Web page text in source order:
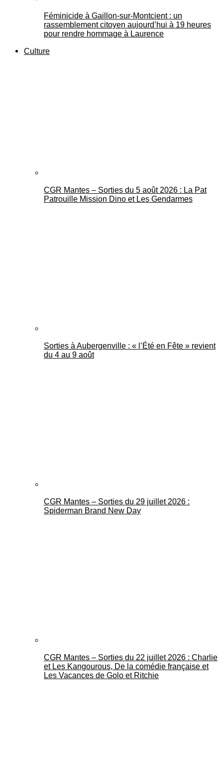
Féminicide à Gaillon‑sur‑Montcient : un
rassemblement citoyen aujourd’hui à 19 heures
pour rendre hommage à Laurence
Culture
CGR Mantes – Sorties du 5 août 2026 : La Pat
Patrouille Mission Dino et Les Gendarmes
Sorties à Aubergenville : « l’Été en Fête » revient
du 4 au 9 août
CGR Mantes – Sorties du 29 juillet 2026 :
Spiderman Brand New Day
CGR Mantes – Sorties du 22 juillet 2026 : Charlie
et Les Kangourous, De la comédie française et
Les Vacances de Golo et Ritchie